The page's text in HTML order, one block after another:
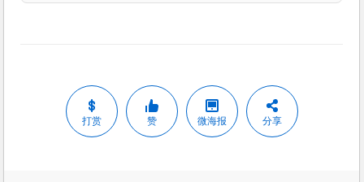
打赏 赞 微海报 分享